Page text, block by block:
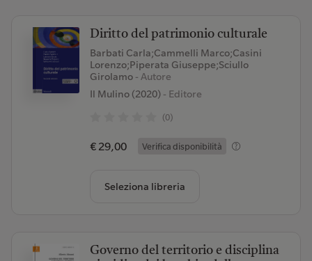
Diritto del patrimonio culturale
Barbati Carla;Cammelli Marco;Casini
Lorenzo;Piperata Giuseppe;Sciullo
Girolamo - Autore
Il Mulino (2020)- Editore
(0)
€ 29,00 Verifica disponibilità
Seleziona libreria
Governo del territorio e disciplina